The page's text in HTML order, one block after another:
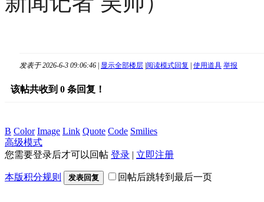
发表于 2026-6-3 09:06:46 | 显示全部楼层 |阅读模式回复 | 使用道具 举报
该帖共收到 0 条回复！
B Color Image Link Quote Code Smilies
高级模式
您需要登录后才可以回帖 登录 | 立即注册
本版积分规则 发表回复 回帖后跳转到最后一页